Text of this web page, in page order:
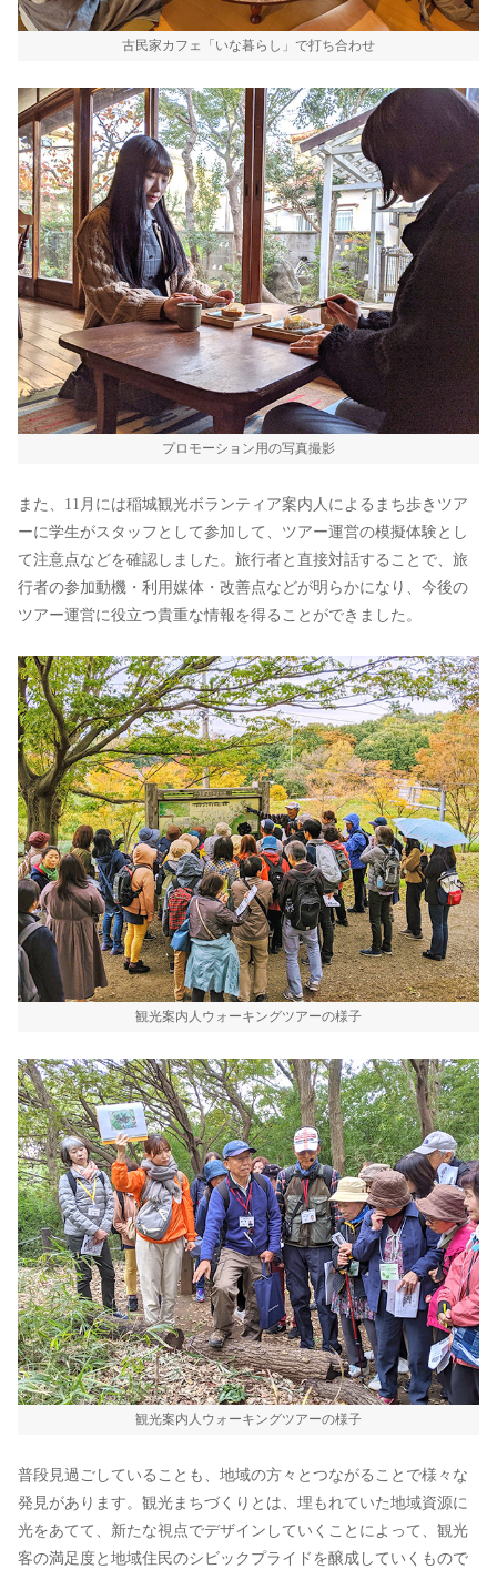
古民家カフェ「いな暮らし」で打ち合わせ
プロモーション用の写真撮影
また、11月には稲城観光ボランティア案内人によるまち歩きツア
ーに学生がスタッフとして参加して、ツアー運営の模擬体験とし
て注意点などを確認しました。旅行者と直接対話することで、旅
行者の参加動機・利用媒体・改善点などが明らかになり、今後の
ツアー運営に役立つ貴重な情報を得ることができました。
観光案内人ウォーキングツアーの様子
観光案内人ウォーキングツアーの様子
普段見過ごしていることも、地域の方々とつながることで様々な
発見があります。観光まちづくりとは、埋もれていた地域資源に
光をあてて、新たな視点でデザインしていくことによって、観光
客の満足度と地域住民のシビックプライドを醸成していくもので